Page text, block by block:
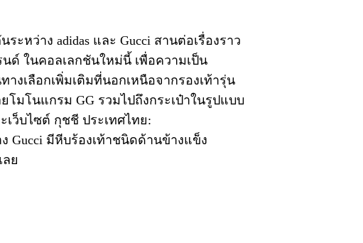
หว่าง adidas และ Gucci สานต่อเรื่องราว
ด์ ในคอลเลกชันใหม่นี้ เพื่อความเป็น
งเลือกเพิ่มเติมที่นอกเหนือจากรองเท้ารุ่น
โมโนแกรม GG รวมไปถึงกระเป๋าในรูปแบบ
เว็บไซต์ กุชชี ประเทศไทย:
าง Gucci มีหีบร้องเท้าชนิดด้านข้างแข็ง
ย